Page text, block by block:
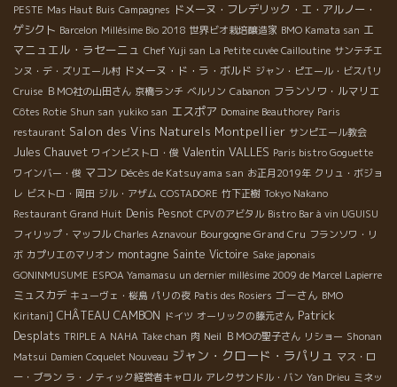
PESTE Mas Haut Buis Campagnes ドメーヌ・フレデリック・エ・アルノー・
ゲシクト Barcelon Millésime Bio 2018 世界ビオ栽培醸造家 BMO Kamata san エ
マニュエル・ラセーニュ Chef Yuji san La Petite cuvée Cailloutine サンテチエ
ンヌ・デ・ズリエール村 ドメーヌ・ド・ラ・ボルド ジャン・ピエール・ビスパリ
Cruise ＢＭО社の山田さん 京橋ランチ ベルリン Cabanon フランソワ・ルマリエ
Côtes Rotie Shun san yukiko san エスポア Domaine Beauthorey Paris
restaurant Salon des Vins Naturels Montpellier サンピエール教会
Jules Chauvet ワインビストロ・俊 Valentin VALLES Paris bistro Goguette
ワインバー・俊 マコン Décès de Katsuyama san お正月2019年 クリュ・ボジョ
レ ビストロ・岡田 ジル・アザム COSTADORE 竹下正樹 Tokyo Nakano
Restaurant Grand Huit Denis Pesnot CPVのアビタル Bistro Bar à vin UGUISU
フィリップ・マッフル Charles Aznavour Bourgogne Grand Cru フランソワ・リ
ボ カプリエのマリオン montagne Sainte Victoire Sake japonais
GONINMUSUME ESPOA Yamamasu un dernier millésime 2009 de Marcel Lapierre
ミュスカデ キューヴェ・桜島 パリの夜 Patis des Rosiers ゴーさん BMO
Kiritani] CHÂTEAU CAMBON ドイツ オーリックの藤元さん Patrick
Desplats TRIPLE A NAHA Take chan 肉 Neil ＢＭОの聖子さん リショー Shonan
Matsui Damien Coquelet Nouveau ジャン・クロード・ラパリュ マス・ロ
ー・ブラン ラ・ノティック経営者キャロル アレクサンドル・バン Yan Drieu ミネッ